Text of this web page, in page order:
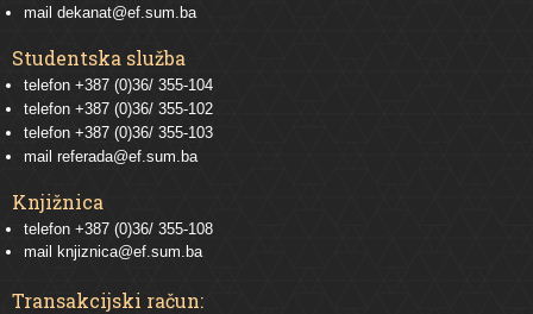
mail dekanat@ef.sum.ba
Studentska služba
telefon +387 (0)36/ 355-104
telefon +387 (0)36/ 355-102
telefon +387 (0)36/ 355-103
mail referada@ef.sum.ba
Knjižnica
telefon +387 (0)36/ 355-108
mail
knjiznica@ef.sum.ba
Transakcijski račun: